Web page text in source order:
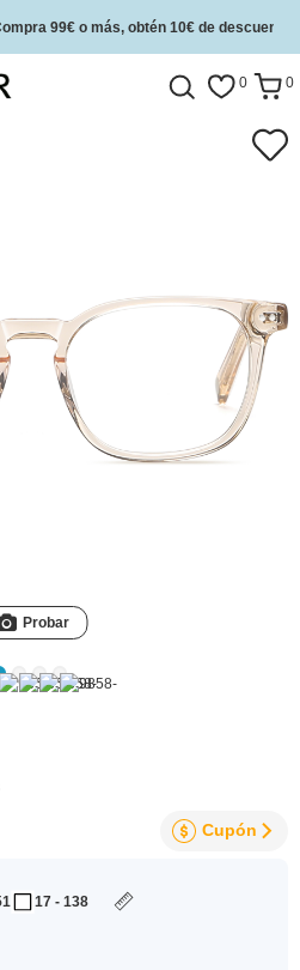
99€ o más, obtén 10€ de descuento.
días de garantía de devolución del dinero.
0 0
Probar
Cupón
17 - 138